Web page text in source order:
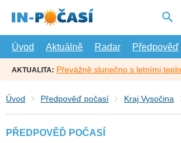
hlavní
Úvod
Aktuálně Radar Předpověď
AKTUALITA: Převážně slunečno s letními
Úvod Předpověď počasí Kraj Vysočina
PŘEDPOVĚĎ POČASÍ